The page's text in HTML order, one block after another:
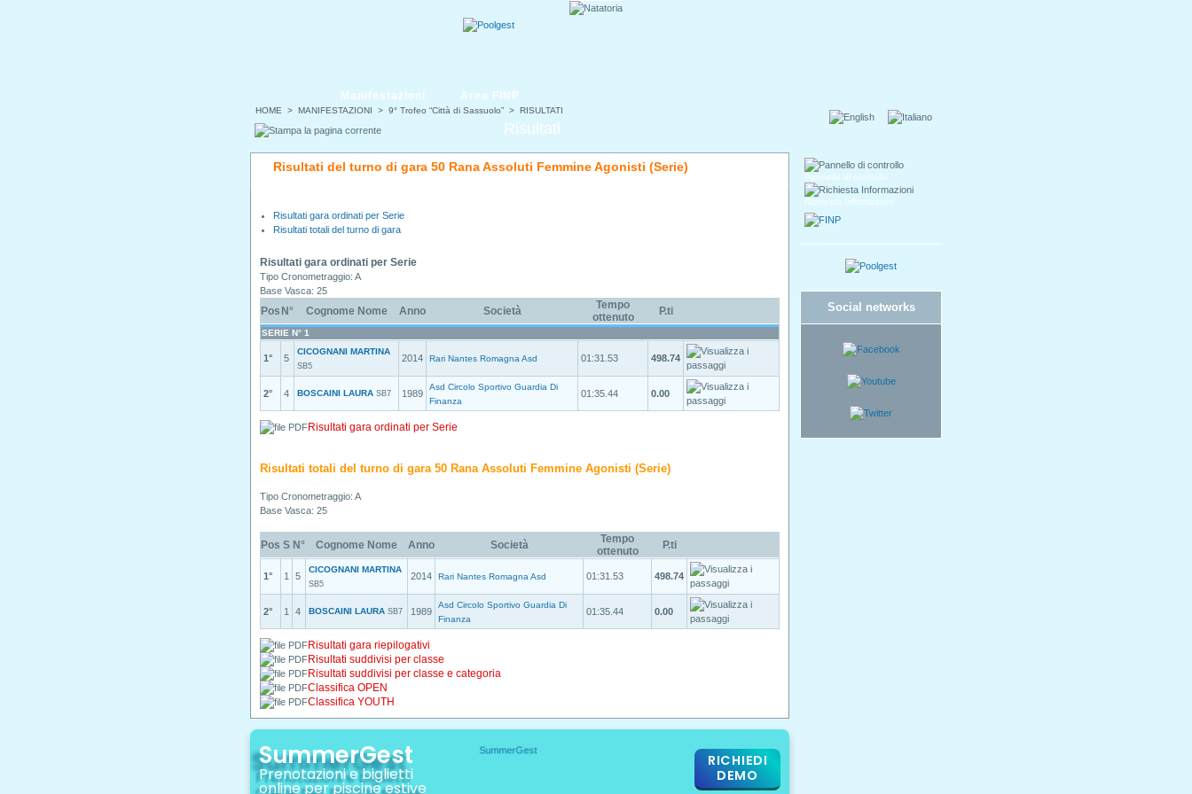
HOME > MANIFESTAZIONI > 9° Trofeo “Città di Sassuolo” > RISULTATI
Manifestazioni Area FINP
Risultati
Risultati del turno di gara 50 Rana Assoluti Femmine Agonisti (Serie)
Risultati gara ordinati per Serie
Risultati totali del turno di gara
Risultati gara ordinati per Serie
Tipo Cronometraggio: A
Base Vasca: 25
Pos N° Cognome Nome Anno Società
Tempo
ottenuto
P.ti
SERIE N° 1
1° 5
CICOGNANI MARTINA
SB5
2014 Rari Nantes Romagna Asd 01:31.53 498.74
2° 4 BOSCAINI LAURA SB7 1989
Asd Circolo Sportivo Guardia Di
Finanza
01:35.44 0.00
Risultati gara ordinati per Serie
Risultati totali del turno di gara 50 Rana Assoluti Femmine Agonisti (Serie)
Tipo Cronometraggio: A
Base Vasca: 25
Pos S N° Cognome Nome Anno Società
Tempo
ottenuto
P.ti
1° 1 5
CICOGNANI MARTINA
SB5
2014 Rari Nantes Romagna Asd 01:31.53 498.74
2° 1 4 BOSCAINI LAURA SB7 1989
Asd Circolo Sportivo Guardia Di
Finanza
01:35.44 0.00
Risultati gara riepilogativi
Risultati suddivisi per classe
Risultati suddivisi per classe e categoria
Classifica OPEN
Classifica YOUTH
Pannello di controllo
Richiesta Informazioni
Social networks
SummerGest
Prenotazioni e biglietti
online per piscine estive
RICHIEDI
DEMO